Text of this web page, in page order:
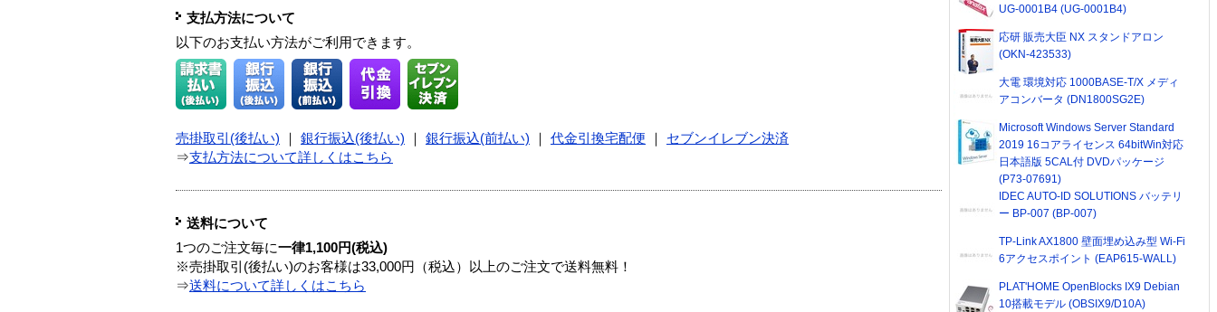
支払方法について
以下のお支払い方法がご利用できます。
売掛取引(後払い) 銀行振込(後払い) 銀行振込(前払い) 代金引換宅配便
セブンイレブン決済
⇒支払方法について詳しくはこちら
送料について
1つのご注文毎に一律1,100円(税込)
※売掛取引(後払い)のお客様は33,000円（税込）以上のご注文で送料無料！
⇒送料について詳しくはこちら
UG-0001B4 (UG-0001B4)
応研 販売大臣 NX スタンドアロン
(OKN-423533)
大電 環境対応 1000BASE-T/X メディ
アコンバータ (DN1800SG2E)
Microsoft Windows Server Standard
2019 16コアライセンス 64bitWin対応
日本語版 5CAL付 DVDパッケージ
(P73-07691)
IDEC AUTO-ID SOLUTIONS バッテリ
ー BP-007 (BP-007)
TP-Link AX1800 壁面埋め込み型 Wi-Fi
6アクセスポイント (EAP615-WALL)
PLAT'HOME OpenBlocks IX9 Debian
10搭載モデル (OBSIX9/D10A)